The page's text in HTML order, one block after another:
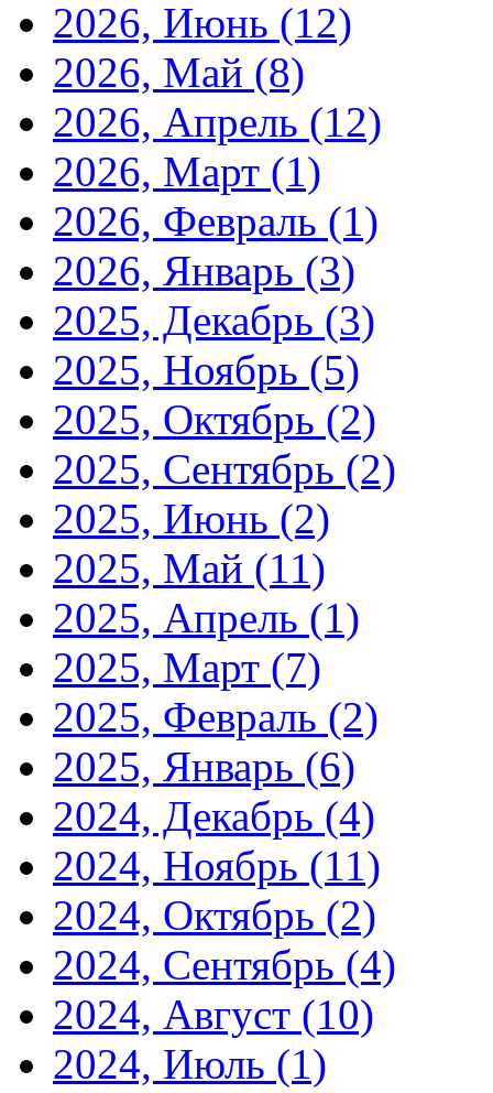
2026, Июнь (12)
2026, Май (8)
2026, Апрель (12)
2026, Март (1)
2026, Февраль (1)
2026, Январь (3)
2025, Декабрь (3)
2025, Ноябрь (5)
2025, Октябрь (2)
2025, Сентябрь (2)
2025, Июнь (2)
2025, Май (11)
2025, Апрель (1)
2025, Март (7)
2025, Февраль (2)
2025, Январь (6)
2024, Декабрь (4)
2024, Ноябрь (11)
2024, Октябрь (2)
2024, Сентябрь (4)
2024, Август (10)
2024, Июль (1)